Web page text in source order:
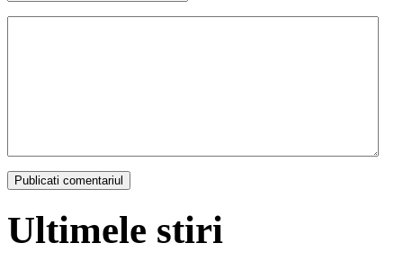
Ultimele stiri